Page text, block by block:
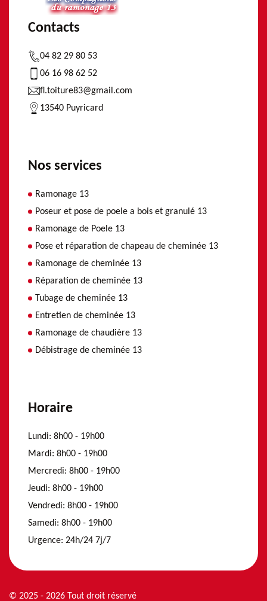
Contacts
04 82 29 80 53
06 16 98 62 52
fl.toiture83@gmail.com
13540 Puyricard
Nos services
Ramonage 13
Poseur et pose de poele a bois et granulé 13
Ramonage de Poele 13
Pose et réparation de chapeau de cheminée 13
Ramonage de cheminée 13
Réparation de cheminée 13
Tubage de cheminée 13
Entretien de cheminée 13
Ramonage de chaudière 13
Débistrage de cheminée 13
Horaire
Lundi: 8h00 - 19h00
Mardi: 8h00 - 19h00
Mercredi: 8h00 - 19h00
Jeudi: 8h00 - 19h00
Vendredi: 8h00 - 19h00
Samedi: 8h00 - 19h00
Urgence: 24h/24 7j/7
© 2025 - 2026 Tout droit réservé